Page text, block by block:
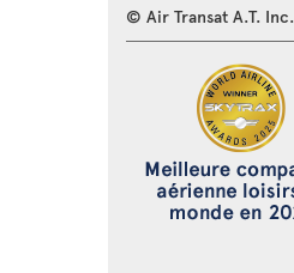
© Air Transat A.T. Inc.